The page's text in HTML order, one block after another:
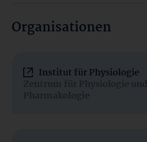
Organisationen
Institut für Physiologie
Zentrum für Physiologie und
Pharmakologie